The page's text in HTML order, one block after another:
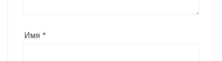
Имя *